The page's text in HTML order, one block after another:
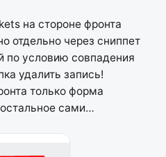
на стороне фронта
отдельно через сниппет
по условию совпадения
удалить запись!
только форма
сами…